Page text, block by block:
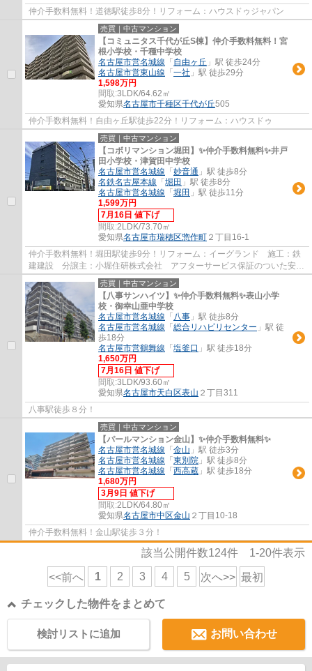
仲介手数料無料！道徳駅徒歩8分！リフォーム：ハウスドゥジャパン
売買｜中古マンション
【コミュニタス千代が丘S棟】仲介手数料無料！宮
根小学校・千種中学校
名古屋市営名城線 「 自由ヶ丘 」駅 徒歩24分
名古屋市営東山線 「 一社 」駅 徒歩29分
1,598万円
間取:3LDK/64.62㎡
愛知県名古屋市千種区千代が丘505
仲介手数料無料！自由ヶ丘駅徒歩22分！リフォーム：ハウスドゥ
売買｜中古マンション
【コボリマンション堀田】✨️仲介手数料無料✨️井戸
田小学校・津賀田中学校
名古屋市営名城線 「 妙音通 」駅 徒歩8分
名鉄名古屋本線 「 堀田 」駅 徒歩8分
名古屋市営名城線 「 堀田 」駅 徒歩11分
1,599万円
7月16日 値下げ
間取:2LDK/73.70㎡
愛知県名古屋市瑞穂区惣作町 ２丁目16-1
仲介手数料無料！堀田駅徒歩9分！リフォーム：イーグランド 施工：鉄
建建設 分譲主：小堀住研株式会社 アフターサービス保証のついた安心
リフォーム物件です。
売買｜中古マンション
【八事サンハイツ】✨️仲介手数料無料✨️表山小学
校・御幸山亜中学校
名古屋市営名城線 「 八事 」駅 徒歩8分
名古屋市営名城線 「 総合リハビリセンター 」駅 徒
歩18分
名古屋市営鶴舞線 「 塩釜口 」駅 徒歩18分
1,650万円
7月16日 値下げ
間取:3LDK/93.60㎡
愛知県名古屋市天白区表山 ２丁目311
八事駅徒歩８分！
売買｜中古マンション
【パールマンション金山】✨️仲介手数料無料✨️
名古屋市営名城線 「 金山 」駅 徒歩3分
名古屋市営名城線 「 東別院 」駅 徒歩8分
名古屋市営名城線 「 西高蔵 」駅 徒歩18分
1,680万円
3月9日 値下げ
間取:2LDK/64.80㎡
愛知県名古屋市中区金山 ２丁目10-18
仲介手数料無料！金山駅徒歩３分！
該当公開件数124件 1-20件表示
<<前へ 1 2 3 4 5 次へ>> 最初
チェックした物件をまとめて
お問い合わせ
検討リストに追加